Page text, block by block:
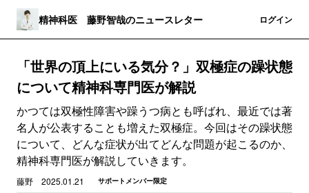
精神科医 藤野智哉のニュースレター ログイン
「世界の頂上にいる気分？」双極症の躁状態
について精神科専門医が解説
かつては双極性障害や躁うつ病とも呼ばれ、最近では著
名人が公表することも増えた双極症。今回はその躁状態
について、どんな症状が出てどんな問題が起こるのか、
精神科専門医が解説していきます。
藤野 2025.01.21 サポートメンバー限定